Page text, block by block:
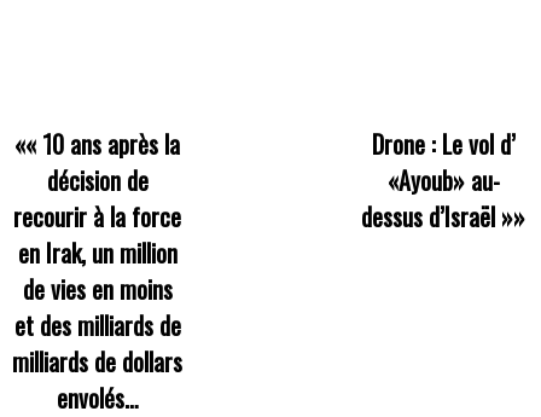
«« 10 ans après la
décision de
recourir à la force
en Irak, un million
de vies en moins
et des milliards de
milliards de dollars
envolés…
Drone : Le vol d’
«Ayoub» au-
dessus d’Israël »»